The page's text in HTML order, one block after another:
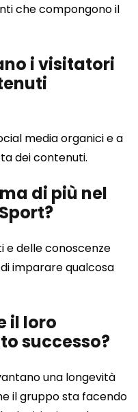
che compongono il
i visitatori
media organici e a
dei contenuti.
di più nel
e delle conoscenze
imparare qualcosa
il loro
successo?
una longevità
il gruppo sta facendo